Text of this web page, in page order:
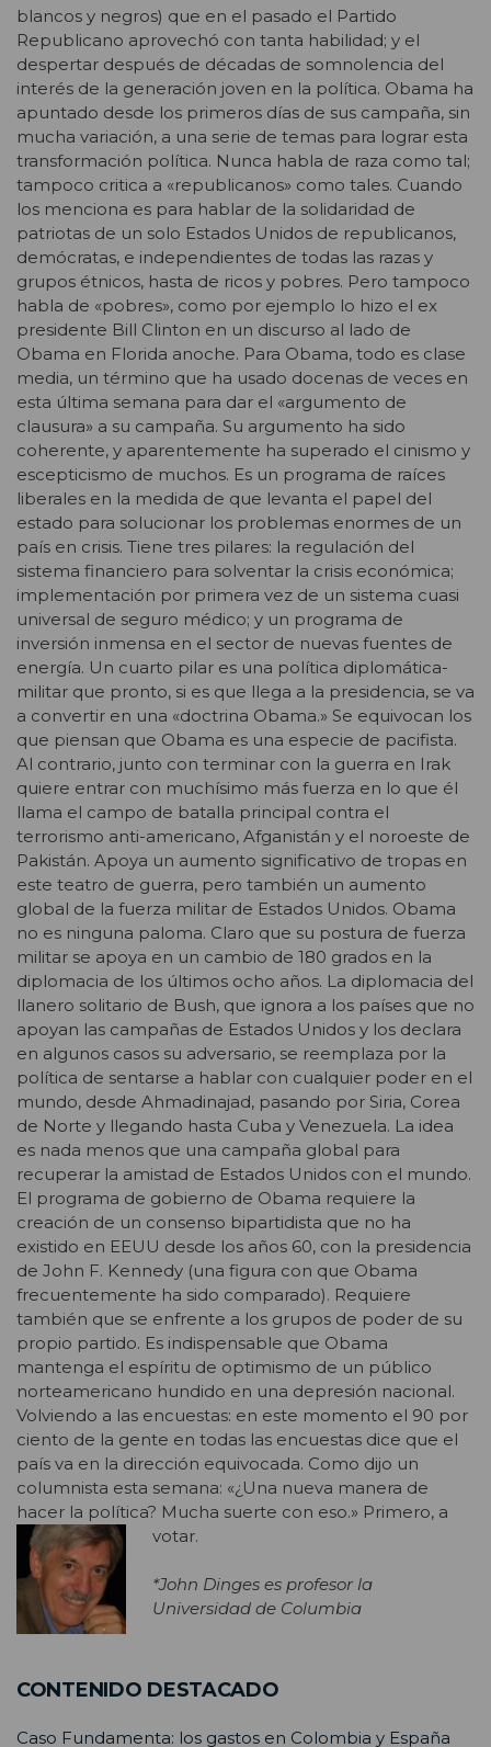
blancos y negros) que en el pasado el Partido
Republicano aprovechó con tanta habilidad; y el
despertar después de décadas de somnolencia del
interés de la generación joven en la política. Obama ha
apuntado desde los primeros días de sus campaña, sin
mucha variación, a una serie de temas para lograr esta
transformación política. Nunca habla de raza como tal;
tampoco critica a «republicanos» como tales. Cuando
los menciona es para hablar de la solidaridad de
patriotas de un solo Estados Unidos de republicanos,
demócratas, e independientes de todas las razas y
grupos étnicos, hasta de ricos y pobres. Pero tampoco
habla de «pobres», como por ejemplo lo hizo el ex
presidente Bill Clinton en un discurso al lado de
Obama en Florida anoche. Para Obama, todo es clase
media, un término que ha usado docenas de veces en
esta última semana para dar el «argumento de
clausura» a su campaña. Su argumento ha sido
coherente, y aparentemente ha superado el cinismo y
escepticismo de muchos. Es un programa de raíces
liberales en la medida de que levanta el papel del
estado para solucionar los problemas enormes de un
país en crisis. Tiene tres pilares: la regulación del
sistema financiero para solventar la crisis económica;
implementación por primera vez de un sistema cuasi
universal de seguro médico; y un programa de
inversión inmensa en el sector de nuevas fuentes de
energía. Un cuarto pilar es una política diplomática-
militar que pronto, si es que llega a la presidencia, se va
a convertir en una «doctrina Obama.» Se equivocan los
que piensan que Obama es una especie de pacifista.
Al contrario, junto con terminar con la guerra en Irak
quiere entrar con muchísimo más fuerza en lo que él
llama el campo de batalla principal contra el
terrorismo anti-americano, Afganistán y el noroeste de
Pakistán. Apoya un aumento significativo de tropas en
este teatro de guerra, pero también un aumento
global de la fuerza militar de Estados Unidos. Obama
no es ninguna paloma. Claro que su postura de fuerza
militar se apoya en un cambio de 180 grados en la
diplomacia de los últimos ocho años. La diplomacia del
llanero solitario de Bush, que ignora a los países que no
apoyan las campañas de Estados Unidos y los declara
en algunos casos su adversario, se reemplaza por la
política de sentarse a hablar con cualquier poder en el
mundo, desde Ahmadinajad, pasando por Siria, Corea
de Norte y llegando hasta Cuba y Venezuela. La idea
es nada menos que una campaña global para
recuperar la amistad de Estados Unidos con el mundo.
El programa de gobierno de Obama requiere la
creación de un consenso bipartidista que no ha
existido en EEUU desde los años 60, con la presidencia
de John F. Kennedy (una figura con que Obama
frecuentemente ha sido comparado). Requiere
también que se enfrente a los grupos de poder de su
propio partido. Es indispensable que Obama
mantenga el espíritu de optimismo de un público
norteamericano hundido en una depresión nacional.
Volviendo a las encuestas: en este momento el 90 por
ciento de la gente en todas las encuestas dice que el
país va en la dirección equivocada. Como dijo un
columnista esta semana: «¿Una nueva manera de
hacer la política? Mucha suerte con eso.» Primero, a
votar.
*John Dinges es profesor la
Universidad de Columbia
CONTENIDO DESTACADO
Caso Fundamenta: los gastos en Colombia y España